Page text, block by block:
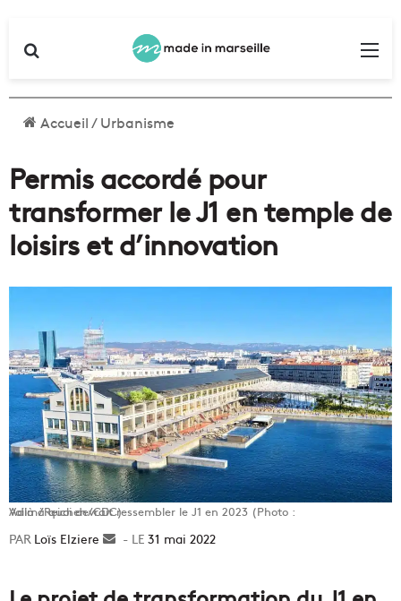
Accueil/Urbanisme
Permis accordé pour
transformer le J1 en temple de
loisirs et d’innovation
Voilà à quoi devrait ressembler le J1 en 2023 (Photo : Adim/Reichen/CDC)
Loïs Elziere
Envoyer31 mai 2022